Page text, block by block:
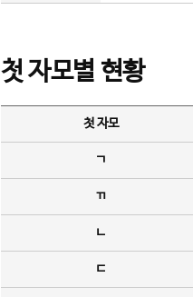
첫 자모별 현황
첫 자모
ㄱ
ㄲ
ㄴ
ㄷ